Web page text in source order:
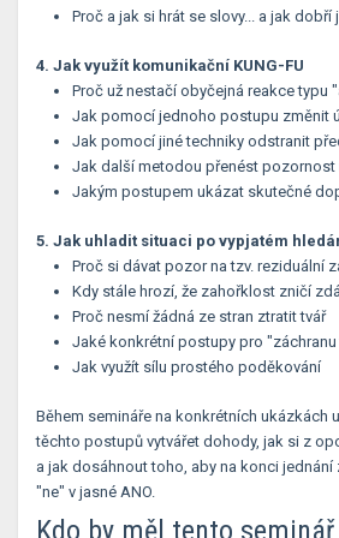
Proč a jak si hrát se slovy... a jak
4. Jak využít komunikační KUNG-FU
Proč už nestačí obyčejná reakce typu
Jak pomocí jednoho postupu změnit
Jak pomocí jiné techniky odstranit
Jak další metodou přenést pozornost
Jakým postupem ukázat skutečné
5. Jak uhladit situaci po vypjatém
Proč si dávat pozor na tzv. reziduální
Kdy stále hrozí, že zahořklost zničí
Proč nesmí žádná ze stran ztratit tvář
Jaké konkrétní postupy pro
Jak využít sílu prostého poděkování
Během semináře na konkrétních ukázkách
těchto postupů vytvářet dohody, jak si z
a jak dosáhnout toho, aby na konci jednání
"ne" v jasné ANO.
Kdo by měl tento